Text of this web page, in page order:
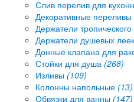
Слив перелив для
Декоративные переливы
Держатели
Держатели душевых леек
Донные клапана для
Стойки для душа (268)
Изливы (109)
Колонны напольные (13)
Обвязки для ванны (147)